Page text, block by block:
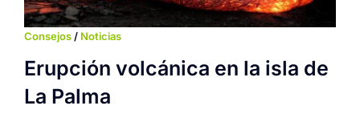
Consejos/ Noticias
Erupción volcánica en la isla de
La Palma